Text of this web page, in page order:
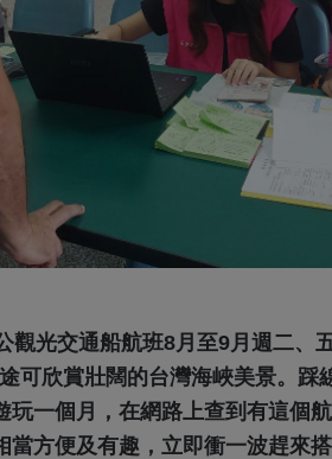
光交通船航班8月至9月週二、
可欣賞壯闊的台灣海峽美景。踩
玩一個月，在網路上查到有這個
方便及有趣，立即衝一波趕來搭